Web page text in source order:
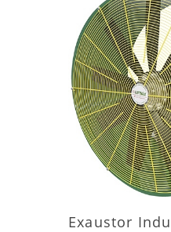
MAIS
Exaustor